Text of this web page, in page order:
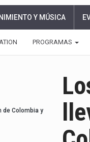
Y MÚSICA
PROGRAMAS
de Colombia y